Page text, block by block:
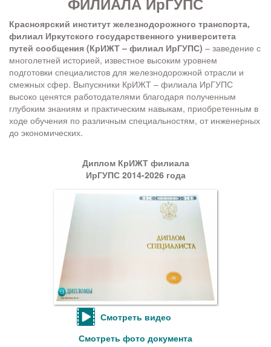
Красноярский институт железнодорожного транспорта,
филиал Иркутского государственного университета
путей сообщения (КрИЖТ – филиал ИрГУПС) – заведение с
многолетней историей, известное высоким уровнем
подготовки специалистов для железнодорожной отрасли и
смежных сфер. Выпускники КрИЖТ – филиала ИрГУПС
высоко ценятся работодателями благодаря полученным
глубоким знаниям и практическим навыкам, приобретенным в
ходе обучения по различным специальностям, от инженерных
до экономических.
Диплом КрИЖТ филиала
ИрГУПС 2014-2026 года
Смотреть видео
Смотреть фото документа